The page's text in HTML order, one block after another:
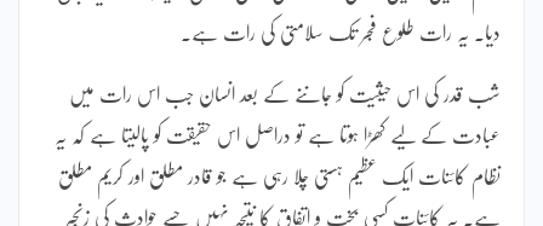
دیا۔ یہ رات طلوع فجر تک سلامتی کی رات ہے۔
شب قدر کی اس حیثیت کو جاننے کے بعد انسان جب اس رات میں
عبادت کے لیے کھڑا ہوتا ہے تو دراصل اس حقیقت کو پالیتا ہے کہ یہ
نظام کائنات ایک عظیم ہستی چلا رہی ہے جو قادر مطلق اور کریم مطلق
ہے۔ یہ کائنات کسی بخت و اتفاق کا نتیجہ نہیں جسے حوادث کی زنجیر